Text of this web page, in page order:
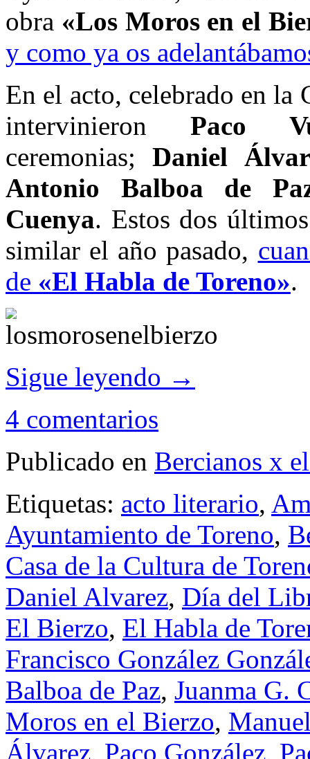
obra «Los Moros en el
y como ya os
En el acto, celebrado en la
intervinieronPaco
ceremonias;Daniel
Antonio Balboa de
Cuenya. Estos dos
similar el año pasado,
de «El Habla de Toreno».
Sigue leyendo →
4 comentarios
Publicado en Bercianos x
Etiquetas: acto literario,
Ayuntamiento de Toreno,
Casa de la Cultura de
Daniel Alvarez, Día del
El Bierzo, El Habla de
Francisco González
Balboa de Paz, Juanma G.
Moros en el Bierzo,
Álvarez, Paco González,